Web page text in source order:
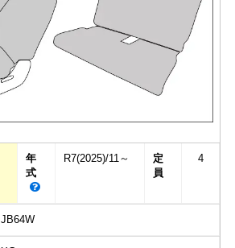
年
式
R7(2025)/11～
定
員
4
JB64W